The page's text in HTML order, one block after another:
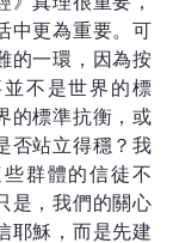
中更為重要。可
的一環，因為按
並不是世界的標
的標準抗衡，或
否站立得穩？我
群體的信徒不
是，我們的關心
耶穌，而是先建